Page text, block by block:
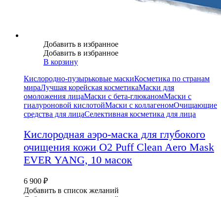
Добавить в избранное
Добавить в избранное
В корзину
Кислородно-пузырьковые маскиКосметика по странам
мираЛучшая корейская косметикаМаски для
омоложения лицаМаски с бета-глюканомМаски с
гиалуроновой кислотойМаски с коллагеномОчищающие
средства для лицаСелективная косметика для лица
Кислородная аэро-маска для глубокого
очищения кожи O2 Puff Clean Aero Mask
EVER YANG, 10 масок
6 900 ₽
Добавить в список желаний